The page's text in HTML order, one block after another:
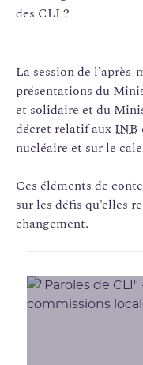
La session de
présentations du
et solidaire et du
décret relatif auxINB
nucléaire et sur le
Ces éléments de
sur les défis qu’elles
changement.